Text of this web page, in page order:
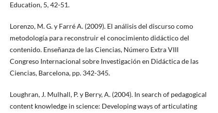
Education, 5, 42-51.
Lorenzo, M. G. y Farré A. (2009). El análisis del discurso como
metodología para reconstruir el conocimiento didáctico del
contenido. Enseñanza de las Ciencias, Número Extra VIII
Congreso Internacional sobre Investigación en Didáctica de las
Ciencias, Barcelona, pp. 342-345.
Loughran, J. Mulhall, P. y Berry, A. (2004). In search of pedagogical
content knowledge in science: Developing ways of articulating